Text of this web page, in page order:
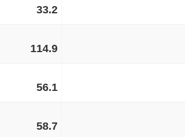
33.2
114.9
56.1
58.7